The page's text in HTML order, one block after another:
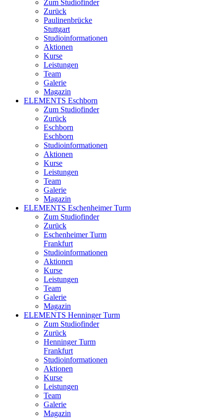
Zum Studiofinder
Zurück
Paulinen­brücke
Stuttgart
Studioinformationen
Aktionen
Kurse
Leistungen
Team
Galerie
Magazin
ELEMENTS Eschborn
Zum Studiofinder
Zurück
Esch­born
Eschborn
Studioinformationen
Aktionen
Kurse
Leistungen
Team
Galerie
Magazin
ELEMENTS Eschenheimer Turm
Zum Studiofinder
Zurück
Eschen­heimer Turm
Frankfurt
Studioinformationen
Aktionen
Kurse
Leistungen
Team
Galerie
Magazin
ELEMENTS Henninger Turm
Zum Studiofinder
Zurück
Henninger Turm
Frankfurt
Studioinformationen
Aktionen
Kurse
Leistungen
Team
Galerie
Magazin